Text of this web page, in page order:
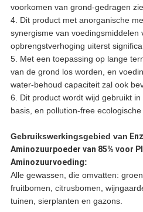
voorkomen van grond-gedragen
4. Dit product met anorganische
synergisme van voedingsmiddelen
opbrengstverhoging uiterst
5. Met een toepassing op lange
van de grond los worden, en
water-behoud capaciteit zal ook
6. Dit product wordt wijd gebruikt
basis, en pollution-free
Gebruikswerkingsgebied van
Aminozuurpoeder van 85% voor
Aminozuurvoeding:
Alle gewassen, die omvatten:
fruitbomen, citrusbomen,
tuinen, sierplanten en gazons.